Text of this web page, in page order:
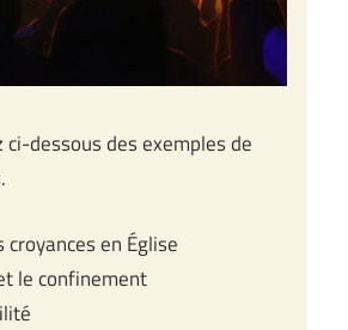
dessous des exemples de
croyances en Église
le confinement